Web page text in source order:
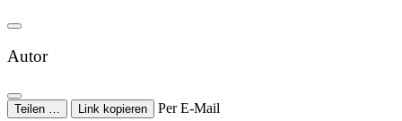
Autor
Teilen … Link kopieren Per E-Mail